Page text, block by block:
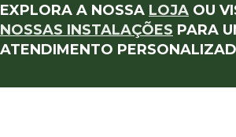
EXPLORA A NOSSA LOJA OU
NOSSAS INSTALAÇÕES PARA
ATENDIMENTO